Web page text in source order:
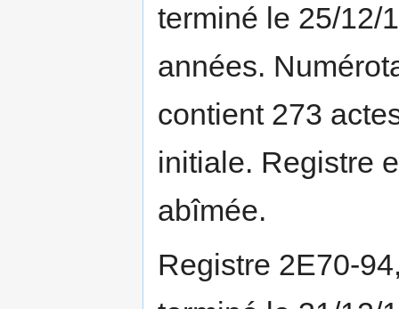
terminé le 25/12/
années.
contient 273
initiale. Registre
abîmée.
Registre 2E70-